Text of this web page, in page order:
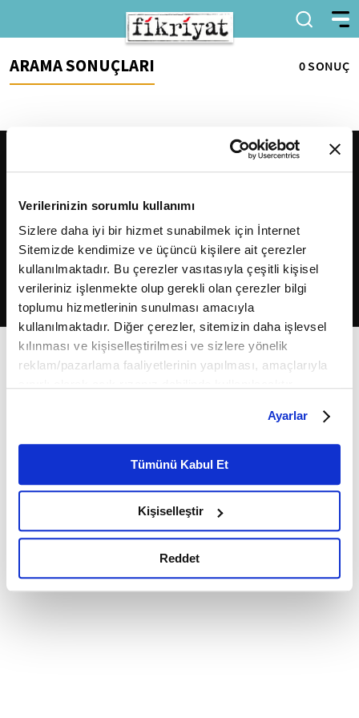
Verilerinizin sorumlu kullanımı
Sizlere daha iyi bir hizmet sunabilmek için İnternet
Sitemizde kendimize ve üçüncü kişilere ait çerezler
kullanılmaktadır. Bu çerezler vasıtasıyla çeşitli kişisel
verileriniz işlenmekte olup gerekli olan çerezler bilgi
toplumu hizmetlerinin sunulması amacıyla
kullanılmaktadır. Diğer çerezler, sitemizin daha işlevsel
kılınması ve kişiselleştirilmesi ve sizlere yönelik
reklam/pazarlama faaliyetlerinin yapılması, amaçlarıyla
belirleyebilirsiniz. Çerezlere ilişkin detaylı bilgi için
Ayarlar butonuna tıklayabilir,Çerez Bilgilendirme
Metnimizi ziyaret edebilirsiniz.
6698 sayılı Kişisel Verilerin Korunması Kanunu uyarınca
okumak ve sitemizi ziyaretiniz kapsamında
gerçekleştirilen veri işleme faaliyetleri ile ilgili daha
detaylı bilgi almak için lütfentıklayınız.
Ayarlar
Tümünü Kabul Et
Kişiselleştir
Reddet
ARAMA SONUÇLARI 0 SONUÇ
2026Fikriyat. Tüm hakları saklıdır.